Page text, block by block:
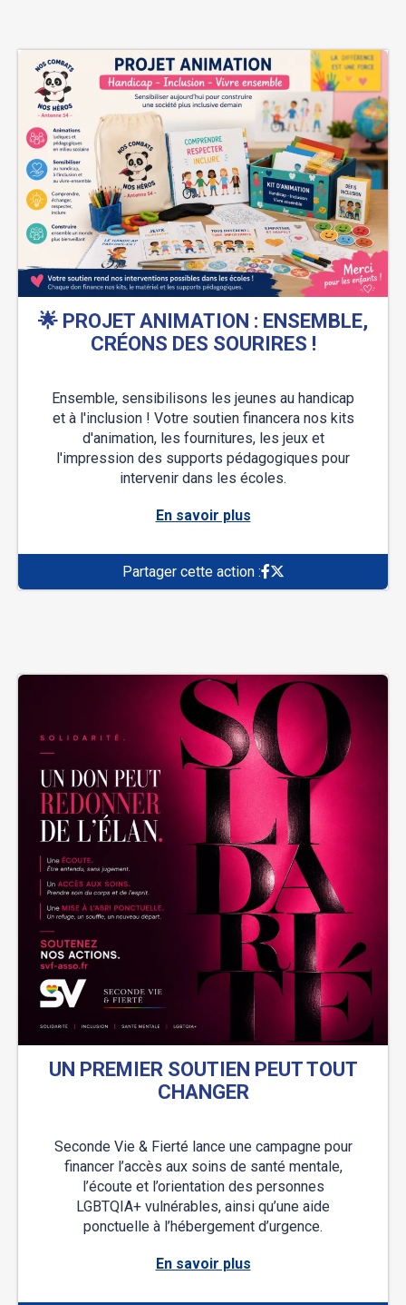
🌟 PROJET ANIMATION : ENSEMBLE,
CRÉONS DES SOURIRES !
Ensemble, sensibilisons les jeunes au handicap
et à l'inclusion ! Votre soutien financera nos kits
d'animation, les fournitures, les jeux et
l'impression des supports pédagogiques pour
intervenir dans les écoles.
En savoir plus
Partager cette action :
UN PREMIER SOUTIEN PEUT TOUT
CHANGER
Seconde Vie & Fierté lance une campagne pour
financer l’accès aux soins de santé mentale,
l’écoute et l’orientation des personnes
LGBTQIA+ vulnérables, ainsi qu’une aide
ponctuelle à l’hébergement d’urgence.
En savoir plus